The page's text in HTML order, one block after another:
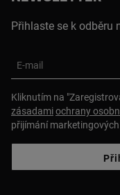
Přihlaste se k odběru
E-mail
Kliknutím na
zásadamiochrany
přijímání